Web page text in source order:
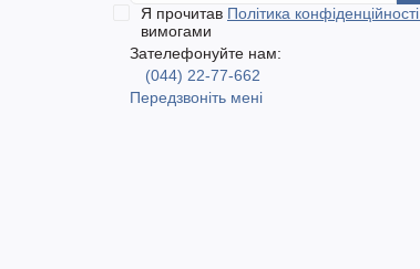
Я прочитав Політика конфіденційності
вимогами
Зателефонуйте нам:
(044) 22-77-662
Передзвоніть мені